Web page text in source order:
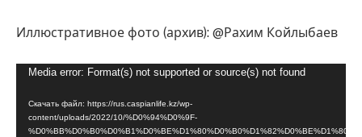
Иллюстративное фото (архив): @Рахим Койлыбаев
Видеоплеер
Media error: Format(s) not supported or source(s) not found
Скачать файл: https://rus.caspianlife.kz/wp-
content/uploads/2022/10/%D0%94%D0%9F-